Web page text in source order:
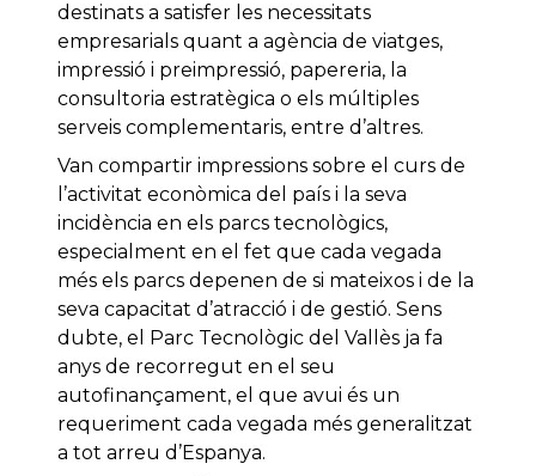
destinats a satisfer les necessitats
empresarials quant a agència de viatges,
impressió i preimpressió, papereria, la
consultoria estratègica o els múltiples
serveis complementaris, entre d’altres.
Van compartir impressions sobre el curs de
l’activitat econòmica del país i la seva
incidència en els parcs tecnològics,
especialment en el fet que cada vegada
més els parcs depenen de si mateixos i de la
seva capacitat d’atracció i de gestió. Sens
dubte, el Parc Tecnològic del Vallès ja fa
anys de recorregut en el seu
autofinançament, el que avui és un
requeriment cada vegada més generalitzat
a tot arreu d’Espanya.